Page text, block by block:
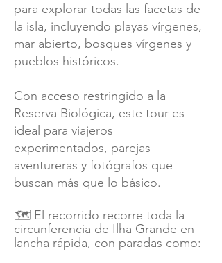
para explorar todas las facetas de
la isla, incluyendo playas vírgenes,
mar abierto, bosques vírgenes y
pueblos históricos.
Con acceso restringido a la
Reserva Biológica, este tour es
ideal para viajeros
experimentados, parejas
aventureras y fotógrafos que
buscan más que lo básico.
🗺️ El recorrido recorre toda la
circunferencia de Ilha Grande en
lancha rápida, con paradas como: